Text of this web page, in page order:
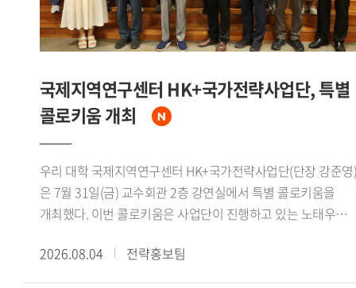
분야에서 국제 공동연구의 중요성을 강조했다.이날 면담에는
인도 측에서 아퀴노 비말 차관보를 비롯해 인도지구과학부
선임연구관 아파르나 슈클라(Aparna Shukla) 박사, 나만
가하나 나브야 제임스(Gahana Navya James) 인도 외교부
유엔 경제 사회 및 지속가능개발국 사무관이 참석했다.우리
"극지연구센터는 인도 정부의 극지 연구 확대와 장려 필요성에
관한 의견을 존중하며, 양국 대학 및 연구기관 간 네트워크
구축과 공동연구 활성화를 위한 협력 거점 역할을 수행할 수
있도록 최선을 다하겠다"고 밝혔다.
국제지역연구센터 HK+국가전략사업단, 특별
콜로키움 개최
우리 대학 국제지역연구센터 HK+국가전략사업단(단장 강준
은 7월 31일(금) 교수회관 2층 강연실에서 특별 콜로키움을
개최했다. 이번 콜로키움은 사업단이 진행하고 있는 노태우
특명전권대사를 역임했던 신정승 동서대학교
동아시아연구원장이 연사로 초청되어 노태우 대통령의
2026.08.04 전략홍보팀